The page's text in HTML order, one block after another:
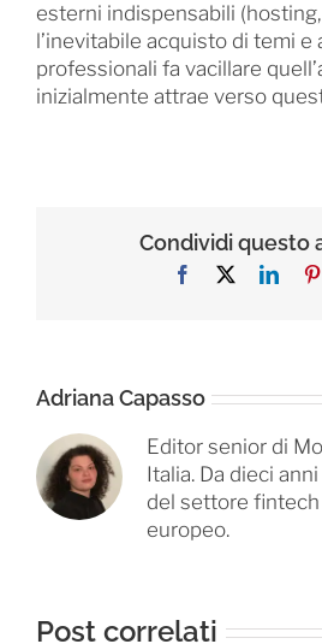
esterni indispensabili
l’inevitabile acquisto di temi e
professionali fa vacillare
inizialmente attrae verso
Condividi questo
Facebook
Adriana Capasso
Editor senior di
Italia. Da dieci
del settore
europeo.
Post correlati